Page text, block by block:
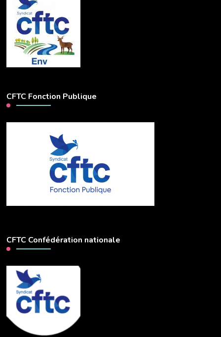
CFTC Fonction Publique
CFTC Confédération nationale